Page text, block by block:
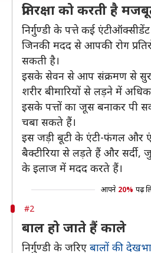
प्रतिरक्षा को करती है
निर्गुण्डी के पत्ते कई
जिनकी मदद से आपकी रोग
सकती है।
इसके सेवन से आप संक्रमण से
शरीर बीमारियों से लड़ने में
इसके पत्तों का जूस बनाकर पी
चबा सकते हैं।
इस जड़ी बूटी के एंटी-फंगल और
बैक्टीरिया से लड़ते हैं और सर्दी,
के इलाज में मदद करते हैं।
आपने 20% पढ़
#2
बाल हो जाते हैं काले
निर्गुण्डी के जरिए बालों की